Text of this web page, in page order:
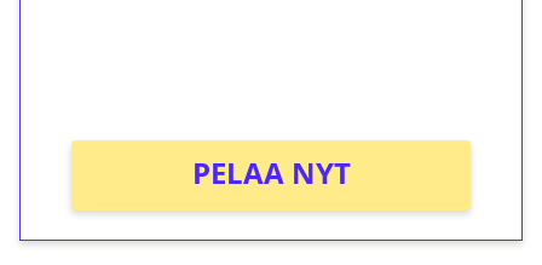
PELAA NYT